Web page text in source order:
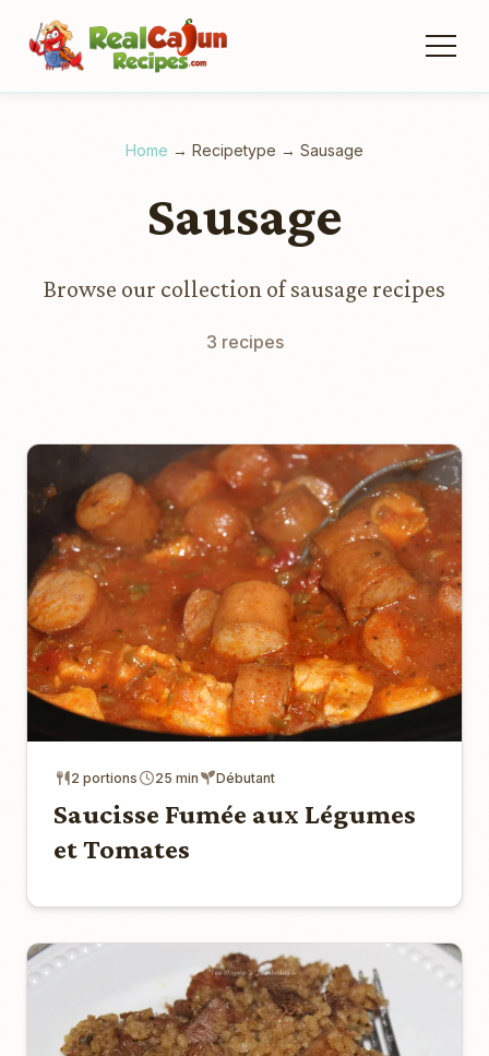
Home → Recipetype → Sausage
Sausage
Browse our collection of sausage recipes
3 recipes
2 portions 25 min Débutant
Saucisse Fumée aux Légumes
et Tomates